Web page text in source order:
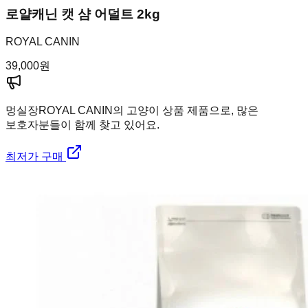
로얄캐닌 캣 샴 어덜트 2kg
ROYAL CANIN
39,000원
멍실장ROYAL CANIN의 고양이 상품 제품으로, 많은
보호자분들이 함께 찾고 있어요.
최저가 구매